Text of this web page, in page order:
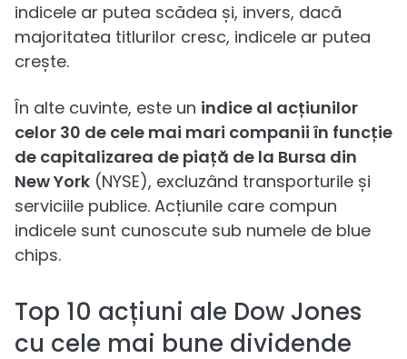
indicele ar putea scădea și, invers, dacă
majoritatea titlurilor cresc, indicele ar putea
crește.
În alte cuvinte, este un indice al acțiunilor
celor 30 de cele mai mari companii în funcție
de capitalizarea de piață de la Bursa din
New York (NYSE), excluzând transporturile și
serviciile publice. Acțiunile care compun
indicele sunt cunoscute sub numele de blue
chips.
Top 10 acțiuni ale Dow Jones
cu cele mai bune dividende